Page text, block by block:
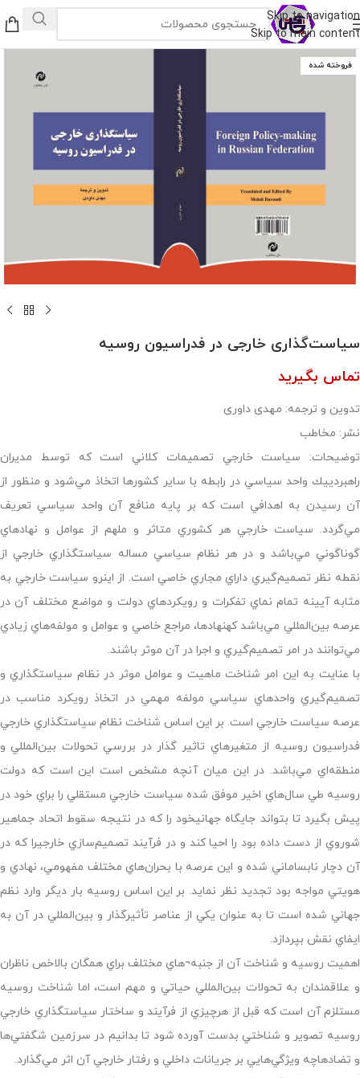
Skip to navigation
Skip to main content
فروخته شده
سیاست‌گذاری خارجی در فدراسیون روسیه
تماس بگیرید
تدوین و ترجمه: مهدی داوری
نشر: مخاطب
توضیحات: سياست خارجي تصميمات كلاني است كه توسط مديران
راهبردييك واحد سياسي در رابطه با ساير كشورها اتخاذ مي‌شود و منظور از
آن رسيدن به اهدافي است كه بر پايه منافع آن واحد سياسي تعريف
مي‌گردد. سياست خارجي هر كشوري متاثر و ملهم از عوامل و نهادهاي
گوناگوني مي‌باشد و در هر نظام سياسي مساله سياستگذاري خارجي از
نقطه نظر تصميم‌گيري داراي مجاري خاصي است. از اينرو سياست خارجي به
مثابه آيينه تمام نماي تفكرات و رويكردهاي دولت و مواضع مختلف آن در
عرصه بين‌المللي مي‌باشد كهنهادها، مراجع خاصي و عوامل و مولفه‌هاي زيادي
مي‌توانند در امر تصميم‌گيري و اجرا در آن موثر باشند.
با عنايت به اين امر شناخت ماهيت و عوامل موثر در نظام سياستگذاري و
تصميم‌گيري واحدهاي سياسي مولفه مهمي در اتخاذ رويكرد مناسب در
عرصه سياست خارجي است. بر اين اساس شناخت نظام سياستگذاري خارجي
فدراسيون روسيه از متغيرهاي تاثير گذار در بررسي تحولات بين‌المللي و
منطقه‌اي مي‌باشد. در اين ميان آنچه مشخص است اين است كه دولت
روسيه طي سال‌هاي اخير موفق شده سياست خارجي مستقلي را براي خود در
پيش بگيرد تا بتواند جايگاه جهانيخود را كه در نتيجه سقوط اتحاد جماهير
شوروي از دست داده بود را احيا كند و در فرآيند تصميم‌سازي خارجيرا كه در
آن دچار نابساماني شده و اين عرصه با بحران‌هاي مختلف مفهومي،‌ نهادي و
هويتي مواجه بود تجديد نظر نمايد. بر اين اساس روسيه بار ديگر وارد نظم
جهاني شده است تا به عنوان يكي از عناصر تأثيرگذار و بين‌المللي در آن به
ايفاي نقش بپردازد.
اهميت روسيه و شناخت آن از جنبه¬هاي مختلف براي همگان بالاخص ناظران
و علاقمندان به تحولات بين‌المللي حياتي و مهم است، اما شناخت روسيه
مستلزم آن است كه قبل از هرچيزي از فرآيند و ساختار سياستگذاري خارجي
روسيه تصوير و شناختي بدست آورده شود تا بدانيم در سرزمين شگفتي‌ها
و تضادهاچه ويژگي‌هايي بر جريانات داخلي و رفتار خارجي آن اثر مي‌گذارد.